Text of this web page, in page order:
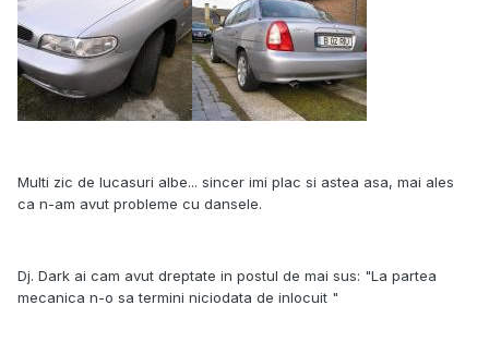
Multi zic de lucasuri albe... sincer imi plac si astea asa, mai ales
ca n-am avut probleme cu dansele.
Dj. Dark ai cam avut dreptate in postul de mai sus: "La partea
mecanica n-o sa termini niciodata de inlocuit "